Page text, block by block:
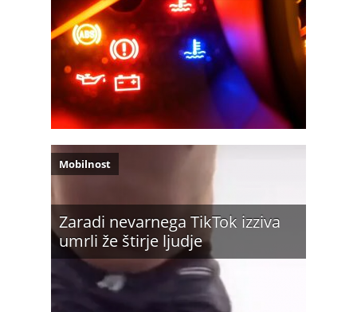
Zaradi nevarnega TikTok izziva
umrli že štirje ljudje
Mobilnost